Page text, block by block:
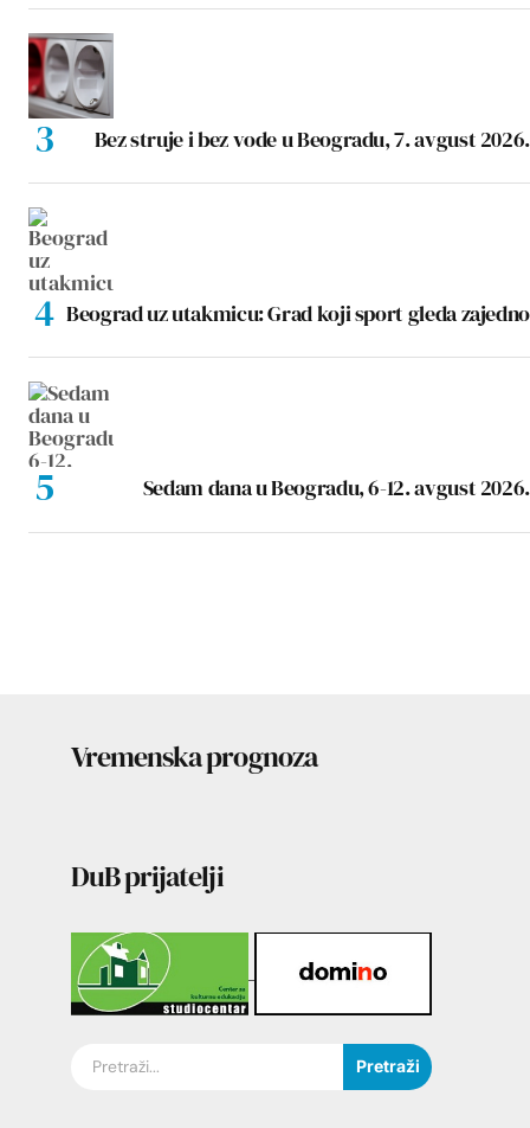
Bez struje i bez vode u Beogradu, 7. avgust 2026.
Beograd uz utakmicu: Grad koji sport gleda zajedno
Sedam dana u Beogradu, 6-12. avgust 2026.
Vremenska prognoza
DuB prijatelji
Pretraži